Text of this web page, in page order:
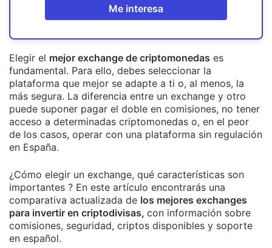
Me interesa
Elegir el mejor exchange de criptomonedas es
fundamental. Para ello, debes seleccionar la
plataforma que mejor se adapte a ti o, al menos, la
más segura. La diferencia entre un exchange y otro
puede suponer pagar el doble en comisiones, no tener
acceso a determinadas criptomonedas o, en el peor
de los casos, operar con una plataforma sin regulación
en España.
¿Cómo elegir un exchange, qué características son
importantes ? En este artículo encontrarás una
comparativa actualizada de los mejores exchanges
para invertir en criptodivisas, con información sobre
comisiones, seguridad, criptos disponibles y soporte
en español.